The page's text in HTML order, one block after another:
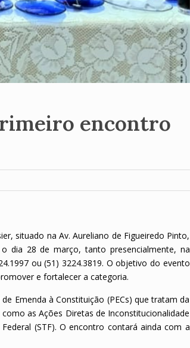
encontro
situado na Av. Aureliano de Figueiredo Pinto,
dia 28 de março, tanto presencialmente, na
ou (51) 3224.3819. O objetivo do evento
e fortalecer a categoria.
Emenda à Constituição (PECs) que tratam da
as Ações Diretas de Inconstitucionalidade
(STF). O encontro contará ainda com a